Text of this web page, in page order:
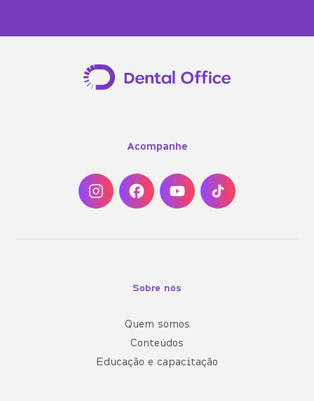
Acompanhe
Sobre nós
Quem somos
Conteúdos
Educação e capacitação